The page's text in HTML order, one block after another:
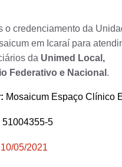
o credenciamento da
em Icaraí para
da Unimed Local,
Federativo e Nacional .
: Mosaicum Espaço Clínico
51004355-5
10/05/2021